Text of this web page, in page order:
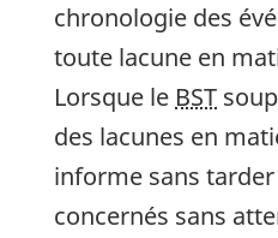
chronologie des
toute lacune en
Lorsque le BST
des lacunes en
informe sans
concernés sans